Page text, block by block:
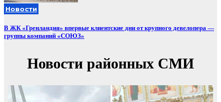
Новости
В ЖК «Гренландия» впервые клиентские дни от крупного девелопера —
группы компаний «СОЮЗ»